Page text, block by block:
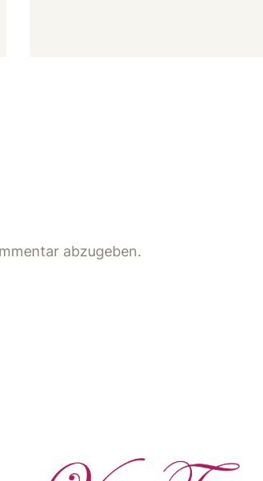
abzugeben.